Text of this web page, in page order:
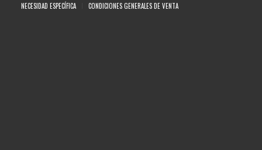
NECESIDAD ESPECÍFICA CONDICIONES GENERALES DE VENTA